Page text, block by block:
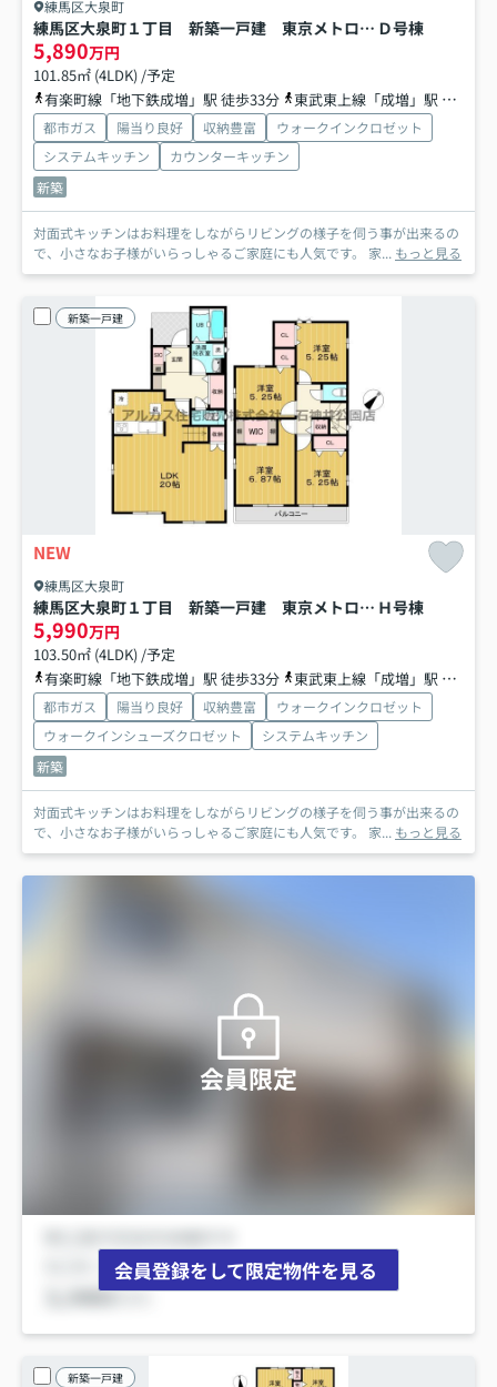
練馬区大泉町
練馬区大泉町１丁目 新築一戸建 東京メトロ有楽町線・副都心線 地下鉄成増 Ｄ号棟
5,890万円
101.85㎡ (4LDK) /予定
有楽町線「地下鉄成増」駅 徒歩33分
東武東上線「成増」駅 バス15分 東武バス「南大和」 停歩6分
都市ガス 陽当り良好 収納豊富
ウォークインクロゼット
システムキッチン
カウンターキッチン
新築
対面式キッチンはお料理をしながらリビングの様子を伺う事が出来るの
で、小さなお子様がいらっしゃるご家庭にも人気です。 家... もっと見る
新築一戸建
NEW
練馬区大泉町
練馬区大泉町１丁目 新築一戸建 東京メトロ有楽町線・副都心線 地下鉄成増 Ｈ号棟
5,990万円
103.50㎡ (4LDK) /予定
有楽町線「地下鉄成増」駅 徒歩33分
東武東上線「成増」駅 バス15分 東武バス「南大和」 停歩6分
都市ガス 陽当り良好 収納豊富
ウォークインクロゼット
ウォークインシューズクロゼット
システムキッチン
新築
対面式キッチンはお料理をしながらリビングの様子を伺う事が出来るの
で、小さなお子様がいらっしゃるご家庭にも人気です。 家... もっと見る
会員限定
会員登録をして限定物件を見る
新築一戸建